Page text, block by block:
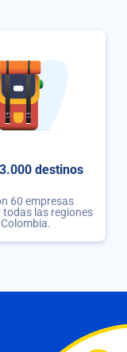
destinos
60 empresas
todas las regiones